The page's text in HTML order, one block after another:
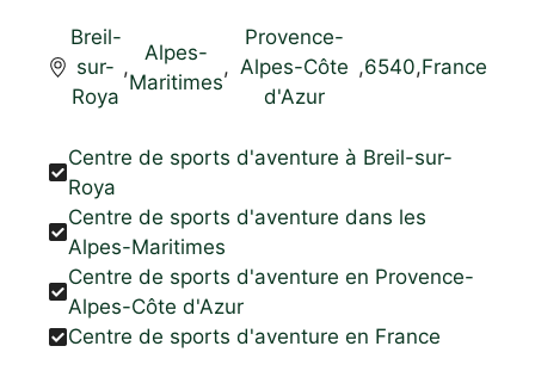
Breil-
sur-
Roya
,
Alpes-
Maritimes
,
Provence-
Alpes-Côte
d'Azur
,6540,France
Centre de sports d'aventure à Breil-sur-
Roya
Centre de sports d'aventure dans les
Alpes-Maritimes
Centre de sports d'aventure en Provence-
Alpes-Côte d'Azur
Centre de sports d'aventure en France